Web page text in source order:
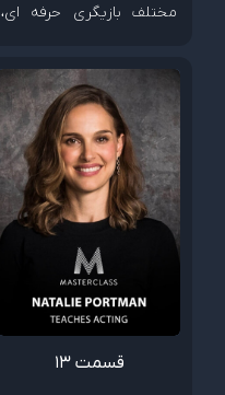
مختلف بازیگری حرفه ای،
ها را آموزش می دهد.
قسمت 13